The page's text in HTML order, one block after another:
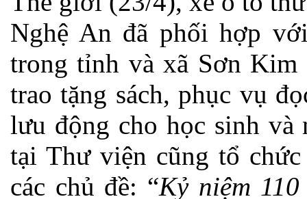
Nghệ An đã phối hợp
trong tỉnh và xã Sơn
trao tặng sách, phục vụ
lưu động cho học sinh và
tại Thư viện cũng tổ
các chủ đề: “Kỷ niệm